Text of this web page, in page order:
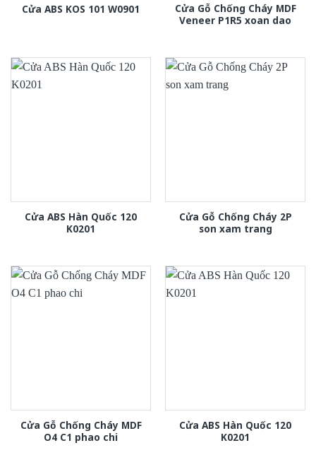
Cửa ABS KOS 101 W0901
Cửa Gỗ Chống Cháy MDF
Veneer P1R5 xoan dao
Cửa ABS Hàn Quốc 120
K0201
Cửa Gỗ Chống Cháy 2P
son xam trang
Cửa Gỗ Chống Cháy MDF
O4 C1 phao chi
Cửa ABS Hàn Quốc 120
K0201